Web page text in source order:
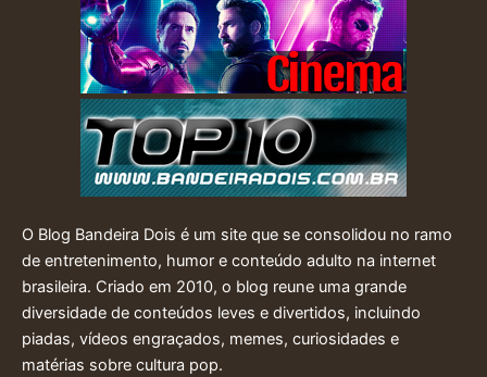
O Blog Bandeira Dois é um site que se consolidou no ramo
de entretenimento, humor e conteúdo adulto na internet
brasileira. Criado em 2010, o blog reune uma grande
diversidade de conteúdos leves e divertidos, incluindo
piadas, vídeos engraçados, memes, curiosidades e
matérias sobre cultura pop.